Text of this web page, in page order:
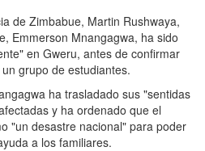
de Zimbabue, Martin Rushwaya,
Emmerson Mnangagwa, ha sido
en Gweru, antes de confirmar
grupo de estudiantes.
ha trasladado sus "sentidas
y ha ordenado que el
"un desastre nacional" para poder
a los familiares.